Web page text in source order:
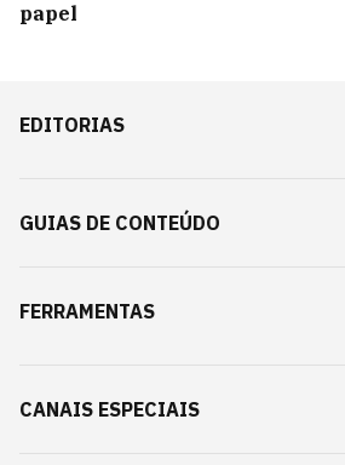
papel
EDITORIAS
GUIAS DE CONTEÚDO
FERRAMENTAS
CANAIS ESPECIAIS